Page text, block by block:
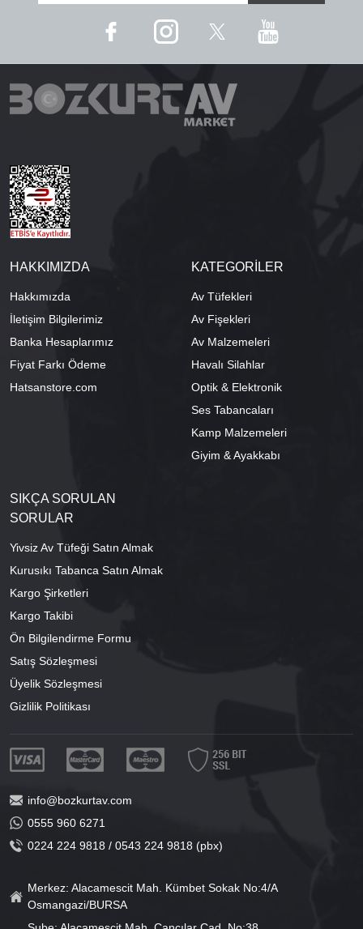
HAKKIMIZDA
Hakkımızda
İletişim Bilgilerimiz
Banka Hesaplarımız
Fiyat Farkı Ödeme
Hatsanstore.com
KATEGORİLER
Av Tüfekleri
Av Fişekleri
Av Malzemeleri
Havalı Silahlar
Optik & Elektronik
Ses Tabancaları
Kamp Malzemeleri
Giyim & Ayakkabı
SIKÇA SORULAN
SORULAR
Yivsiz Av Tüfeği Satın Almak
Kurusıkı Tabanca Satın Almak
Kargo Şirketleri
Kargo Takibi
Ön Bilgilendirme Formu
Satış Sözleşmesi
Üyelik Sözleşmesi
Gizlilik Politikası
info@bozkurtav.com
0555 960 6271
0224 224 9818 / 0543 224 9818 (pbx)
Merkez: Alacamescit Mah. Kümbet Sokak No:4/A
Osmangazi/BURSA